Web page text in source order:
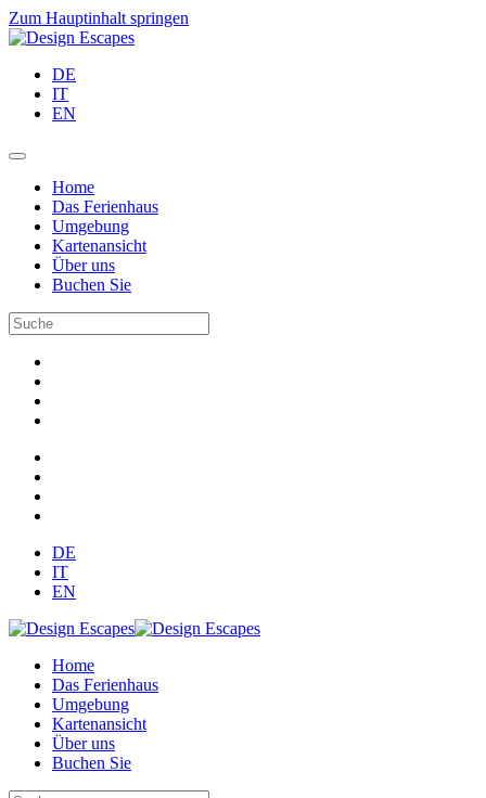
Zum Hauptinhalt springen
DE
IT
EN
Home
Das Ferienhaus
Umgebung
Kartenansicht
Über uns
Buchen Sie
DE
IT
EN
Home
Das Ferienhaus
Umgebung
Kartenansicht
Über uns
Buchen Sie